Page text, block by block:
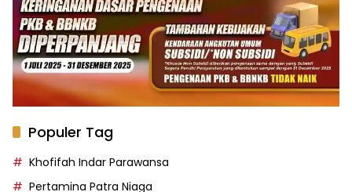
Populer Tag
Khofifah Indar Parawansa
Pertamina Patra Niaga